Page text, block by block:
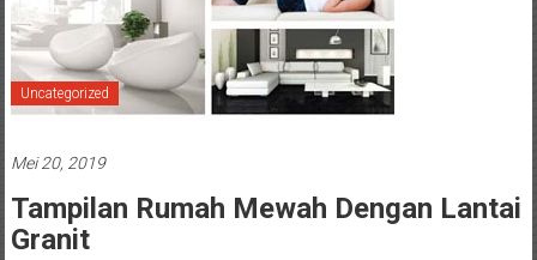
Uncategorized
Mei 20, 2019
Tampilan Rumah Mewah Dengan Lantai
Granit